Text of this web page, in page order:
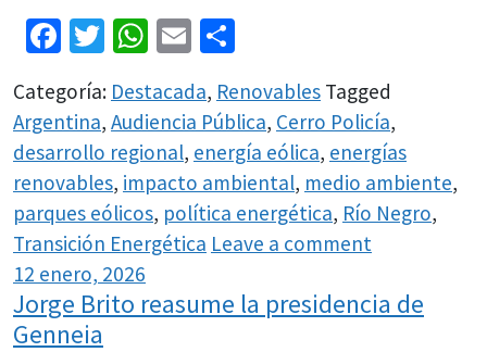
Facebook
Twitter
WhatsApp
Email
Categoría: Destacada, Renovables Tagged
Argentina, Audiencia Pública, Cerro Policía,
desarrollo regional, energía eólica, energías
renovables, impacto ambiental, medio ambiente,
parques eólicos, política energética, Río Negro,
Transición Energética Leave a comment
12 enero, 2026
Jorge Brito reasume la presidencia de
Genneia